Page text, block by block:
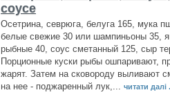
соусе
Осетрина, севрюга, белуга 165, мука
белые свежие 30 или шампиньоны 35,
рыбные 40, соус сметанный 125, сыр
Порционные куски рыбы ошпаривают,
жарят. Затем на сковороду выливают
на нее - поджаренный лук,...
читати далі